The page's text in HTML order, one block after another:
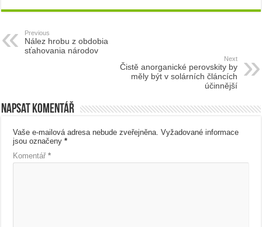
Previous
Nález hrobu z obdobia
sťahovania národov
Next
Čistě anorganické perovskity by
měly být v solárních článcích
účinnější
Napsat komentář
Vaše e-mailová adresa nebude zveřejněna. Vyžadované informace
jsou označeny*
Komentář*